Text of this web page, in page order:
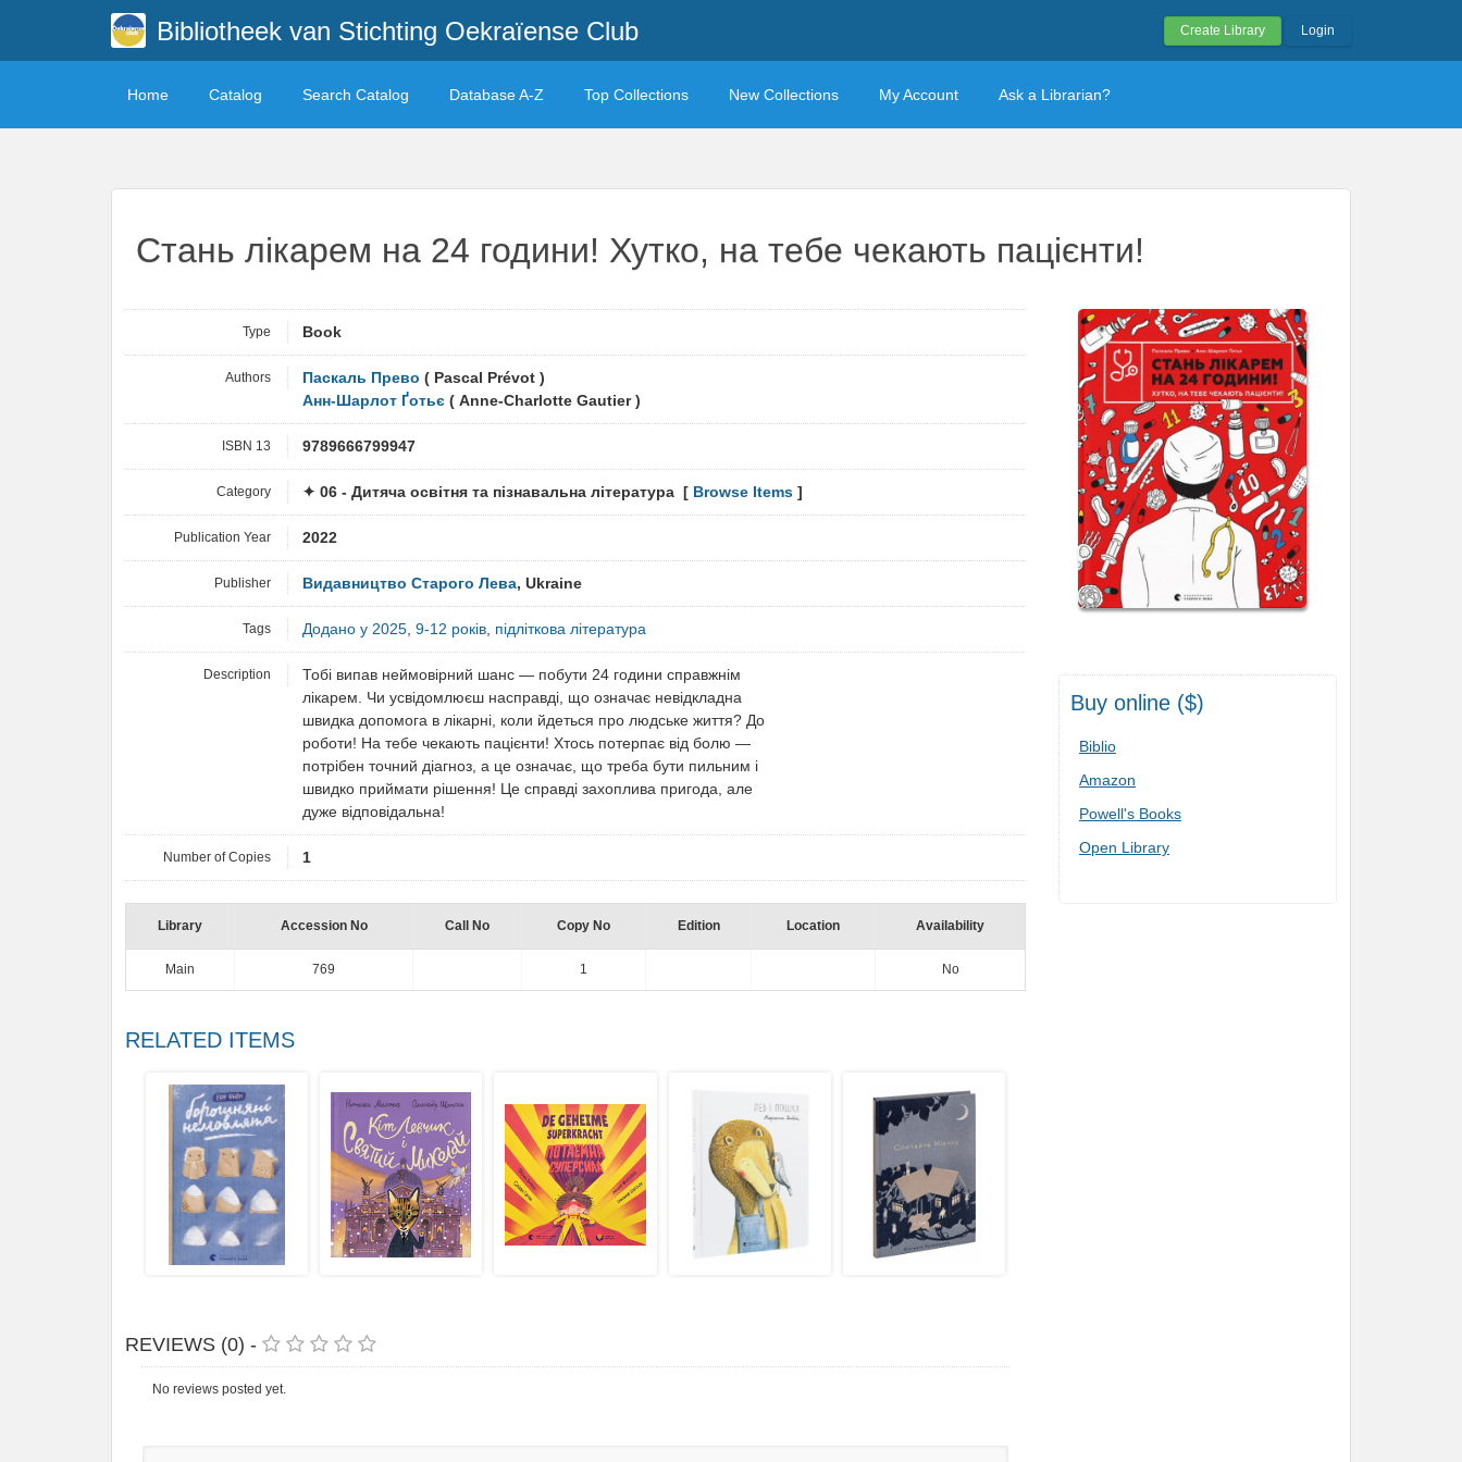
Bibliotheek van Stichting Oekraïense Club Create Library Login
Home Catalog Search Catalog Database A-Z Top Collections New Collections My Account Ask a Librarian?
Стань лікарем на 24 години! Хутко, на тебе чекають пацієнти!
Buy online ($)
Biblio
Amazon
Powell's Books
Open Library
Type Book
Authors Паскаль Прево ( Pascal Prévot )
Анн-Шарлот Ґотьє ( Anne-Charlotte Gautier )
ISBN 13 9789666799947
Category ✦ 06 - Дитяча освітня та пізнавальна література [ Browse Items ]
Publication Year 2022
Publisher Видавництво Старого Лева, Ukraine
Tags Додано у 2025, 9-12 років, підліткова література
Description
Тобі випав неймовірний шанс — побути 24 години справжнім
лікарем. Чи усвідомлюєш насправді, що означає невідкладна
швидка допомога в лікарні, коли йдеться про людське життя? До
роботи! На тебе чекають пацієнти! Хтось потерпає від болю —
потрібен точний діагноз, а це означає, що треба бути пильним і
швидко приймати рішення! Це справді захоплива пригода, але
дуже відповідальна!
Number of Copies 1
Library Accession No Call No Copy No Edition Location Availability
Main 769 1 No
RELATED ITEMS
REVIEWS (0) -
No reviews posted yet.